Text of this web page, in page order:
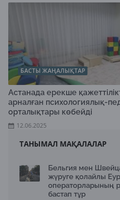
БАСТЫ ЖАҢАЛЫҚТАР
Астанада ерекше
арналған психологиялық-
орталықтары көбейді
12.06.2025
ТАНЫМАЛ МАҚАЛАЛАР
Бельгия мен
жүруге қолайлы
операторларының
бастап тұр